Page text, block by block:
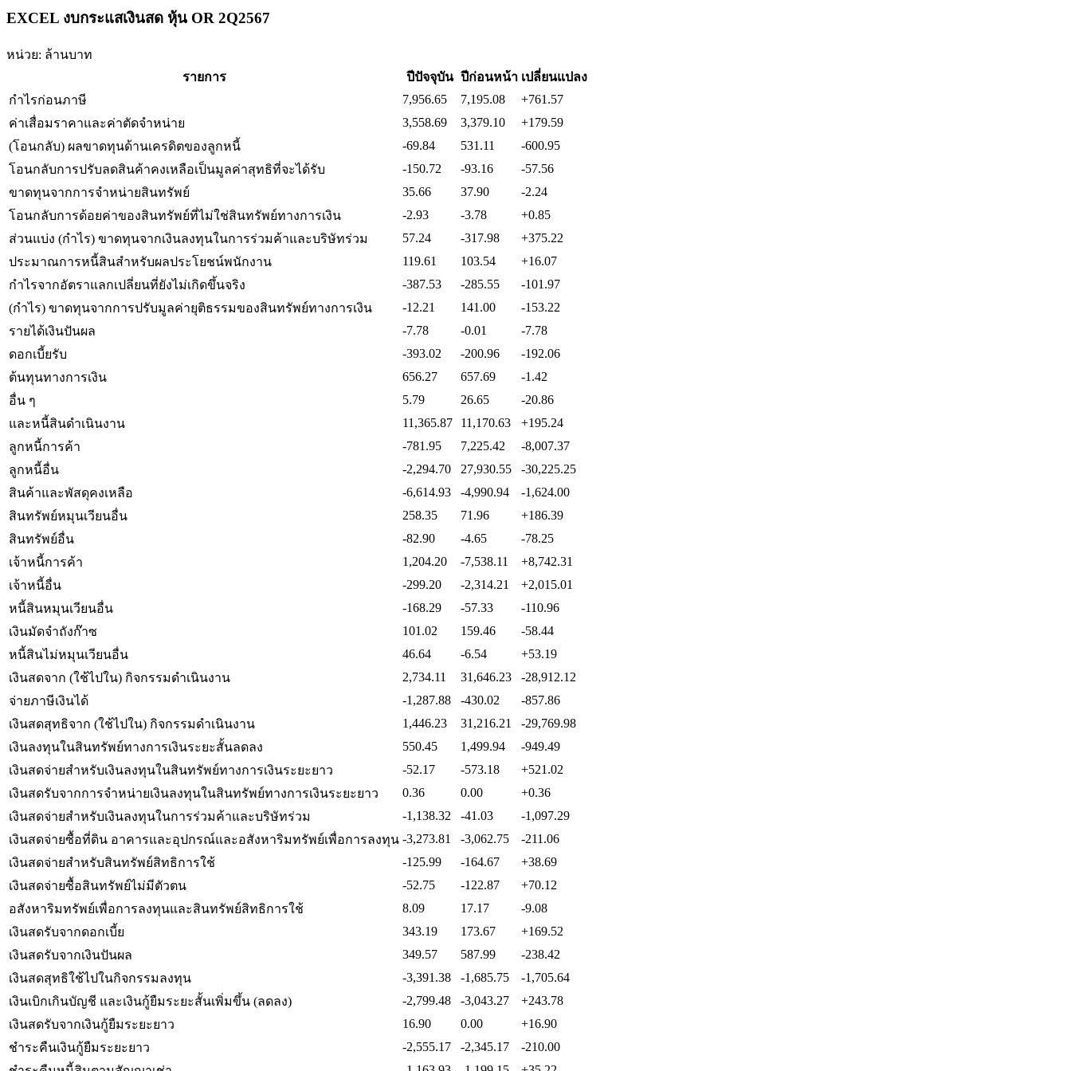
EXCEL งบกระแสเงินสด หุ้น OR 2Q2567
หน่วย: ล้านบาท
รายการ
ปีปัจจุบัน ปีก่อนหน้า เปลี่ยนแปลง
กำไรก่อนภาษี
7,956.65 7,195.08
+761.57
ค่าเสื่อมราคาและค่าตัดจำหน่าย
3,558.69 3,379.10
+179.59
(โอนกลับ) ผลขาดทุนด้านเครดิตของลูกหนี้
-69.84 531.11
-600.95
โอนกลับการปรับลดสินค้าคงเหลือเป็นมูลค่าสุทธิที่จะได้รับ
-150.72 -93.16
-57.56
ขาดทุนจากการจำหน่ายสินทรัพย์
35.66 37.90
-2.24
โอนกลับการด้อยค่าของสินทรัพย์ที่ไม่ใช่สินทรัพย์ทางการเงิน
-2.93 -3.78
+0.85
ส่วนแบ่ง (กำไร) ขาดทุนจากเงินลงทุนในการร่วมค้าและบริษัทร่วม
57.24 -317.98
+375.22
ประมาณการหนี้สินสำหรับผลประโยชน์พนักงาน
119.61 103.54
+16.07
กำไรจากอัตราแลกเปลี่ยนที่ยังไม่เกิดขึ้นจริง
-387.53 -285.55
-101.97
(กำไร) ขาดทุนจากการปรับมูลค่ายุติธรรมของสินทรัพย์ทางการเงิน
-12.21 141.00
-153.22
รายได้เงินปันผล
-7.78 -0.01
-7.78
ดอกเบี้ยรับ
-393.02 -200.96
-192.06
ต้นทุนทางการเงิน
656.27 657.69
-1.42
อื่น ๆ
5.79 26.65
-20.86
และหนี้สินดำเนินงาน
11,365.87 11,170.63
+195.24
ลูกหนี้การค้า
-781.95 7,225.42
-8,007.37
ลูกหนี้อื่น
-2,294.70 27,930.55
-30,225.25
สินค้าและพัสดุคงเหลือ
-6,614.93 -4,990.94
-1,624.00
สินทรัพย์หมุนเวียนอื่น
258.35 71.96
+186.39
สินทรัพย์อื่น
-82.90 -4.65
-78.25
เจ้าหนี้การค้า
1,204.20 -7,538.11
+8,742.31
เจ้าหนี้อื่น
-299.20 -2,314.21
+2,015.01
หนี้สินหมุนเวียนอื่น
-168.29 -57.33
-110.96
เงินมัดจำถังก๊าซ
101.02 159.46
-58.44
หนี้สินไม่หมุนเวียนอื่น
46.64 -6.54
+53.19
เงินสดจาก (ใช้ไปใน) กิจกรรมดำเนินงาน
2,734.11 31,646.23
-28,912.12
จ่ายภาษีเงินได้
-1,287.88 -430.02
-857.86
เงินสดสุทธิจาก (ใช้ไปใน) กิจกรรมดำเนินงาน
1,446.23 31,216.21
-29,769.98
เงินลงทุนในสินทรัพย์ทางการเงินระยะสั้นลดลง
550.45 1,499.94
-949.49
เงินสดจ่ายสำหรับเงินลงทุนในสินทรัพย์ทางการเงินระยะยาว
-52.17 -573.18
+521.02
เงินสดรับจากการจำหน่ายเงินลงทุนในสินทรัพย์ทางการเงินระยะยาว
0.36 0.00
+0.36
เงินสดจ่ายสำหรับเงินลงทุนในการร่วมค้าและบริษัทร่วม
-1,138.32 -41.03
-1,097.29
เงินสดจ่ายซื้อที่ดิน อาคารและอุปกรณ์และอสังหาริมทรัพย์เพื่อการลงทุน -3,273.81 -3,062.75
-211.06
เงินสดจ่ายสำหรับสินทรัพย์สิทธิการใช้
-125.99 -164.67
+38.69
เงินสดจ่ายซื้อสินทรัพย์ไม่มีตัวตน
-52.75 -122.87
+70.12
อสังหาริมทรัพย์เพื่อการลงทุนและสินทรัพย์สิทธิการใช้
8.09 17.17
-9.08
เงินสดรับจากดอกเบี้ย
343.19 173.67
+169.52
เงินสดรับจากเงินปันผล
349.57 587.99
-238.42
เงินสดสุทธิใช้ไปในกิจกรรมลงทุน
-3,391.38 -1,685.75
-1,705.64
เงินเบิกเกินบัญชี และเงินกู้ยืมระยะสั้นเพิ่มขึ้น (ลดลง)
-2,799.48 -3,043.27
+243.78
เงินสดรับจากเงินกู้ยืมระยะยาว
16.90 0.00
+16.90
ชำระคืนเงินกู้ยืมระยะยาว
-2,555.17 -2,345.17
-210.00